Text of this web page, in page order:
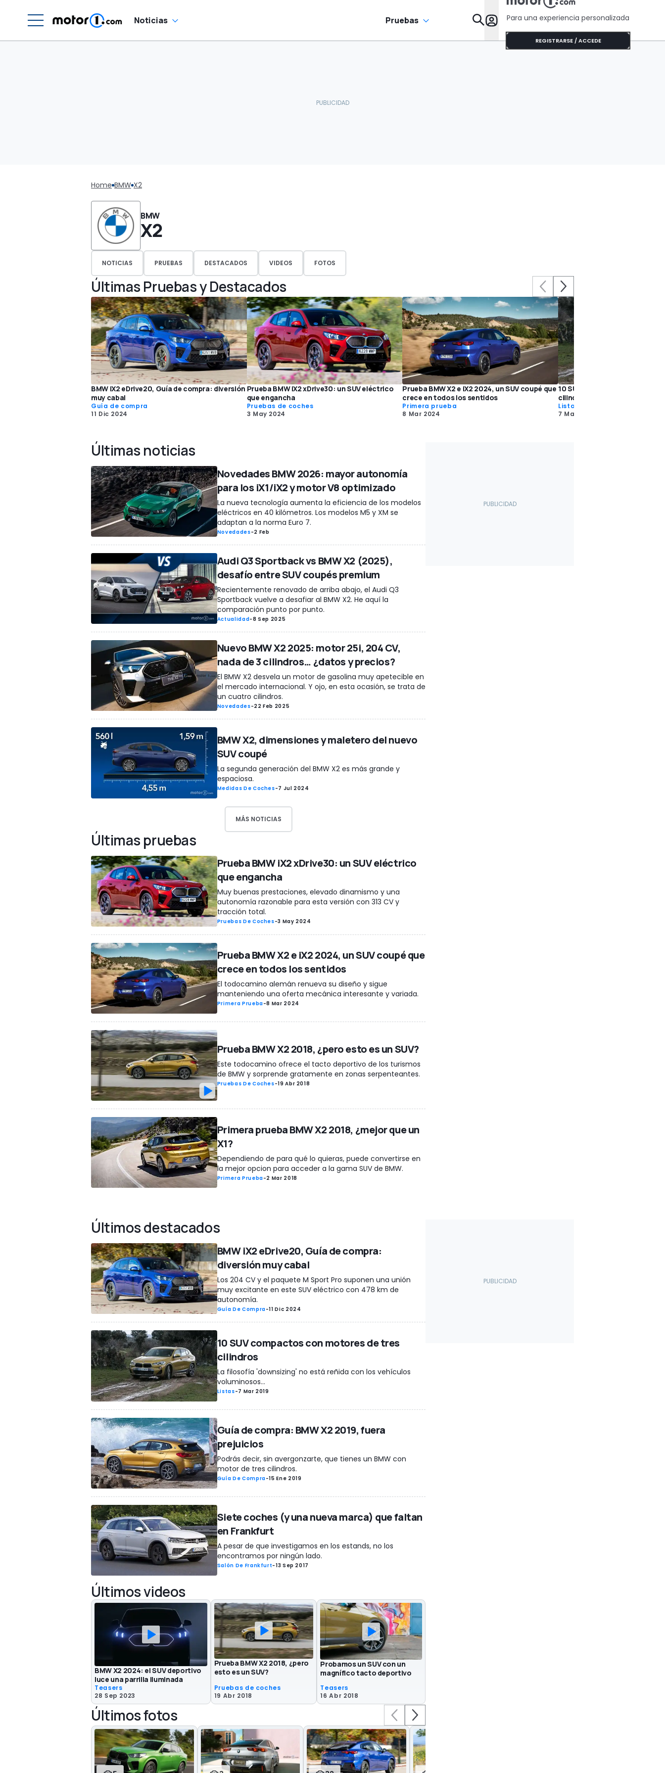
Noticias Pruebas Para una experiencia personalizada
REGISTRARSE / ACCEDE
Home BMW X2
BMW
X2
NOTICIAS PRUEBAS DESTACADOS VIDEOS FOTOS
Últimas Pruebas y Destacados
BMW iX2 eDrive20, Guía de compra: diversión
muy cabal
Guía de compra
11 Dic 2024
Prueba BMW iX2 xDrive30: un SUV eléctrico
que engancha
Pruebas de coches
3 May 2024
Prueba BMW X2 e iX2 2024, un SUV coupé que
crece en todos los sentidos
Primera prueba
8 Mar 2024
10 SUV compactos con
cilindros
Listas
7 Mar 2019
Últimas noticias
Novedades BMW 2026: mayor autonomía
para los iX1/iX2 y motor V8 optimizado
La nueva tecnología aumenta la eficiencia de los modelos
eléctricos en 40 kilómetros. Los modelos M5 y XM se
adaptan a la norma Euro 7.
Novedades-2 Feb
Audi Q3 Sportback vs BMW X2 (2025),
desafío entre SUV coupés premium
Recientemente renovado de arriba abajo, el Audi Q3
Sportback vuelve a desafiar al BMW X2. He aquí la
comparación punto por punto.
Actualidad-8 Sep 2025
Nuevo BMW X2 2025: motor 25i, 204 CV,
nada de 3 cilindros… ¿datos y precios?
El BMW X2 desvela un motor de gasolina muy apetecible en
el mercado internacional. Y ojo, en esta ocasión, se trata de
un cuatro cilindros.
Novedades-22 Feb 2025
BMW X2, dimensiones y maletero del nuevo
SUV coupé
La segunda generación del BMW X2 es más grande y
espaciosa.
Medidas De Coches-7 Jul 2024
MÁS NOTICIAS
Últimas pruebas
Prueba BMW iX2 xDrive30: un SUV eléctrico
que engancha
Muy buenas prestaciones, elevado dinamismo y una
autonomía razonable para esta versión con 313 CV y
tracción total.
Pruebas De Coches-3 May 2024
Prueba BMW X2 e iX2 2024, un SUV coupé que
crece en todos los sentidos
El todocamino alemán renueva su diseño y sigue
manteniendo una oferta mecánica interesante y variada.
Primera Prueba-8 Mar 2024
Prueba BMW X2 2018, ¿pero esto es un SUV?
Este todocamino ofrece el tacto deportivo de los turismos
de BMW y sorprende gratamente en zonas serpenteantes.
Pruebas De Coches-19 Abr 2018
Primera prueba BMW X2 2018, ¿mejor que un
X1?
Dependiendo de para qué lo quieras, puede convertirse en
la mejor opcion para acceder a la gama SUV de BMW.
Primera Prueba-2 Mar 2018
Últimos destacados
BMW iX2 eDrive20, Guía de compra:
diversión muy cabal
Los 204 CV y el paquete M Sport Pro suponen una unión
muy excitante en este SUV eléctrico con 478 km de
autonomía.
Guía De Compra-11 Dic 2024
10 SUV compactos con motores de tres
cilindros
La filosofía 'downsizing' no está reñida con los vehículos
voluminosos...
Listas-7 Mar 2019
Guía de compra: BMW X2 2019, fuera
prejuicios
Podrás decir, sin avergonzarte, que tienes un BMW con
motor de tres cilindros.
Guía De Compra-15 Ene 2019
Siete coches (y una nueva marca) que faltan
en Frankfurt
A pesar de que investigamos en los estands, no los
encontramos por ningún lado.
Salón De Frankfurt-13 Sep 2017
Últimos videos
BMW X2 2024: el SUV deportivo
luce una parrilla iluminada
Teasers
28 Sep 2023
Prueba BMW X2 2018, ¿pero
esto es un SUV?
Pruebas de coches
19 Abr 2018
Probamos un SUV con un
magnífico tacto deportivo
Teasers
16 Abr 2018
Últimos fotos